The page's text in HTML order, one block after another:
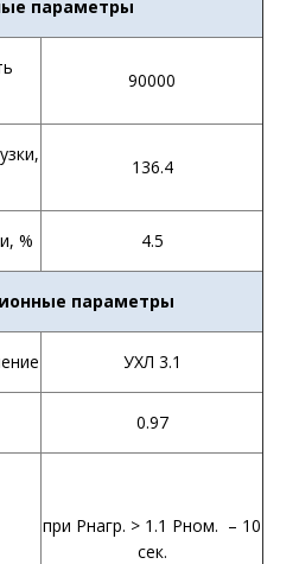
параметры
90000
136.4
% 4.5
параметры
УХЛ 3.1
0.97
при Рнагр. > 1.1 Рном. – 10
сек.